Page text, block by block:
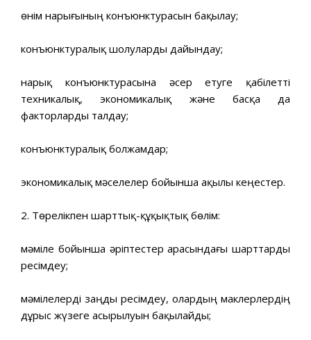
өнім нарығының конъюнктурасын бақылау;
конъюнктуралық шолуларды дайындау;
нарық конъюнктурасына әсер етуге қабілетті
техникалық, экономикалық және басқа да
факторларды талдау;
конъюнктуралық болжамдар;
экономикалық мәселелер бойынша ақылы кеңестер.
2. Төрелікпен шарттық-құқықтық бөлім:
мәміле бойынша әріптестер арасындағы шарттарды
ресімдеу;
мәмілелерді заңды ресімдеу, олардың маклерлердің
дұрыс жүзеге асырылуын бақылайды;